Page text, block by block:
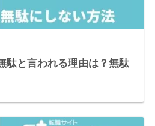
駄と言われる理由は？無駄